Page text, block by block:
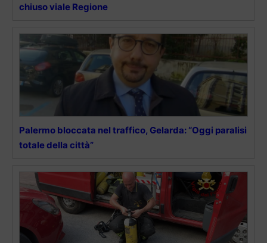
chiuso viale Regione
Palermo bloccata nel traffico, Gelarda: “Oggi paralisi
totale della città”